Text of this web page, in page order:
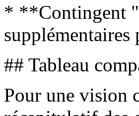
* **Contingent
supplémentaires
## Tableau
Pour une vision